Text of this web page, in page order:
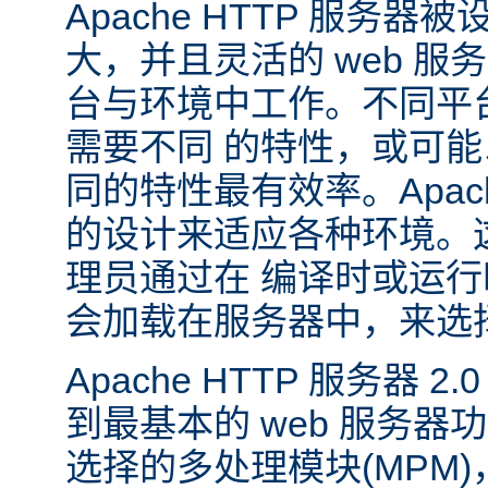
Apache HTTP 服务器被
大，并且灵活的 web 服
台与环境中工作。不同
需要不同 的特性，或可
同的特性最有效率。
的设计来适应各种环境
理员通过在 编译时或运
会加载在服务器中，来选
Apache HTTP 服务器
到最基本的 web 服务器
选择的多处理模块